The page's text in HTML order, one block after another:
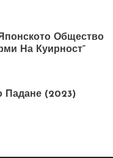
Общество
На Куирност“
Падане (2023)